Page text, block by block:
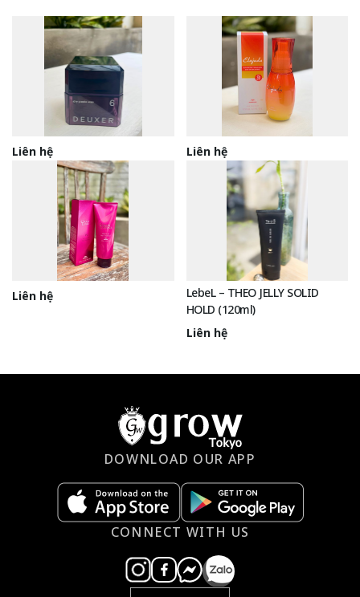
Liên hệ Liên hệ
Liên hệ
LebeL – THEO JELLY SOLID
HOLD (120ml)
Liên hệ
DOWNLOAD OUR APP
CONNECT WITH US